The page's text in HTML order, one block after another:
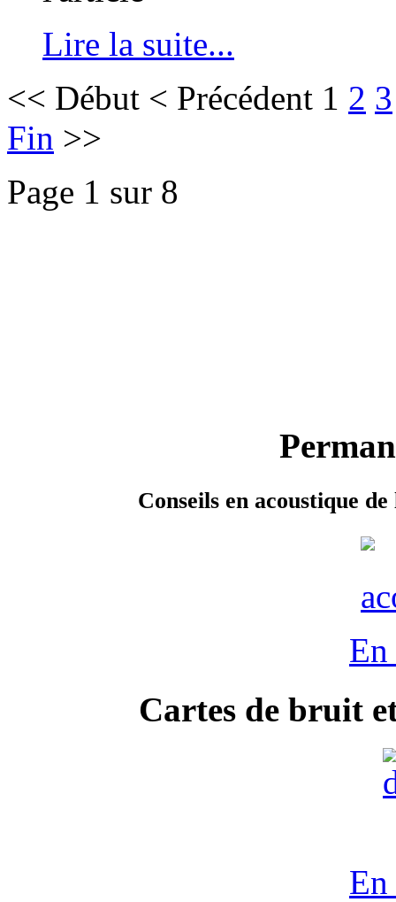
Lire la suite...
<< Début < Précédent 1 2 3
Fin >>
Page 1 sur 8
Conseils en acoustique
Cartes de bruit